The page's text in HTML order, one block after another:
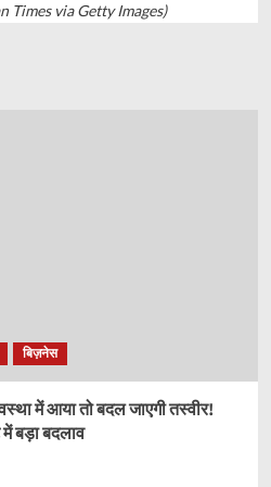
Times via Getty Images)
बिज़नेस
में आया तो बदल जाएगी तस्वीर!
बड़ा बदलाव